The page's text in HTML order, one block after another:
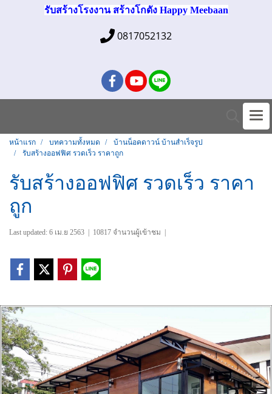
รับสร้างโรงงาน สร้างโกดัง Happy Meebaan
0817052132
หน้าแรก บทความทั้งหมด
บ้านน็อคดาวน์ บ้านสำเร็จรูป
รับสร้างออฟฟิศ รวดเร็ว ราคาถูก
รับสร้างออฟฟิศ รวดเร็ว ราคา
ถูก
Last updated: 6 เม.ย 2563 10817 จำนวนผู้เข้าชม